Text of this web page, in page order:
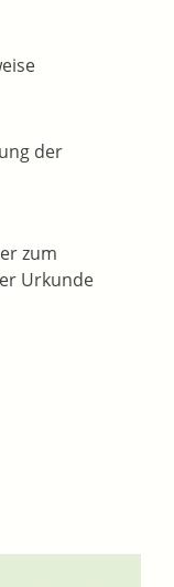
der
zum
Urkunde